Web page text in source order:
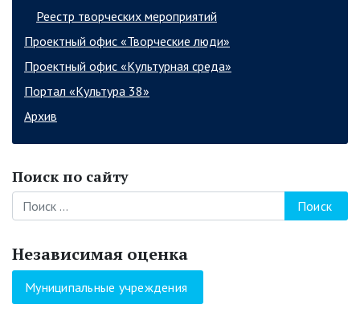
Реестр творческих мероприятий
Проектный офис «Творческие люди»
Проектный офис «Культурная среда»
Портал «Культура 38»
Архив
Поиск по сайту
Поиск
Независимая оценка
Муниципальные учреждения